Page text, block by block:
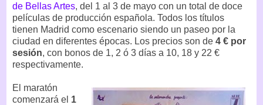
de Bellas Artes, del 1 al 3 de mayo con un total de doce
películas de producción española. Todos los títulos
tienen Madrid como escenario siendo un paseo por la
ciudad en diferentes épocas. Los precios son de 4 € por
sesión, con bonos de 1, 2 ó 3 días a 10, 18 y 22 €
respectivamente.
El maratón
comenzará el 1